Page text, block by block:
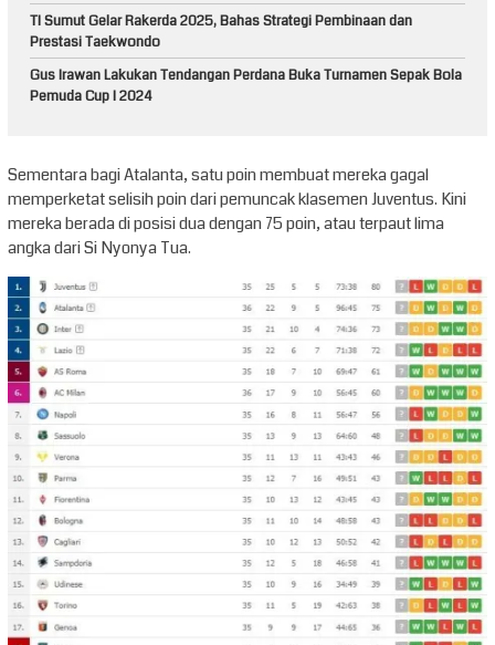
TI Sumut Gelar Rakerda 2025, Bahas Strategi Pembinaan dan
Prestasi Taekwondo
Gus Irawan Lakukan Tendangan Perdana Buka Turnamen Sepak Bola
Pemuda Cup I 2024
Sementara bagi Atalanta, satu poin membuat mereka gagal
memperketat selisih poin dari pemuncak klasemen Juventus. Kini
mereka berada di posisi dua dengan 75 poin, atau terpaut lima
angka dari Si Nyonya Tua.